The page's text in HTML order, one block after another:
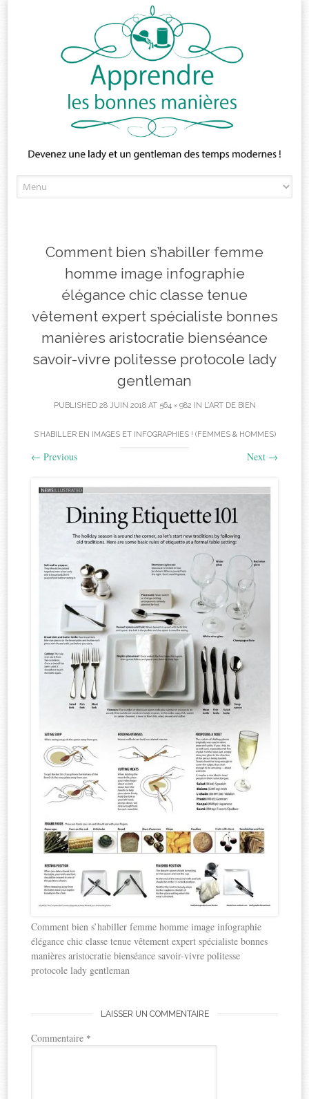
to
Comment bien s’habiller femme
homme image infographie
élégance chic classe tenue
vêtement expert spécialiste bonnes
manières aristocratie bienséance
savoir-vivre politesse protocole lady
gentleman
PUBLISHED 28 JUIN 2018AT 564 × 982 IN L’ART DE BIEN
S’HABILLER EN IMAGES ET INFOGRAPHIES ! (FEMMES & HOMMES)
← Previous Next →
Comment bien s’habiller femme homme image infographie
élégance chic classe tenue vêtement expert spécialiste bonnes
manières aristocratie bienséance savoir-vivre politesse
protocole lady gentleman
LAISSER UN COMMENTAIRE
Commentaire *